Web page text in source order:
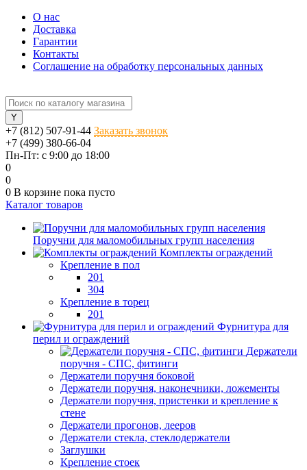
О нас
Доставка
Гарантии
Контакты
Соглашение на обработку персональных данных
+7 (812) 507-91-44 Заказать звонок
+7 (499) 380-66-04
Пн-Пт: с 9:00 до 18:00
0
0
0 В корзине пока пусто
Каталог товаров
Поручни для маломобильных групп населения
Комплекты ограждений
Крепление в пол
201
304
Крепление в торец
201
Фурнитура для
перил и ограждений
Держатели
поручня - СПС, фитинги
Держатели поручня боковой
Держатели поручня, наконечники, ложементы
Держатели поручня, пристенки и крепление к
стене
Держатели прогонов, лееров
Держатели стекла, стеклодержатели
Заглушки
Крепление стоек